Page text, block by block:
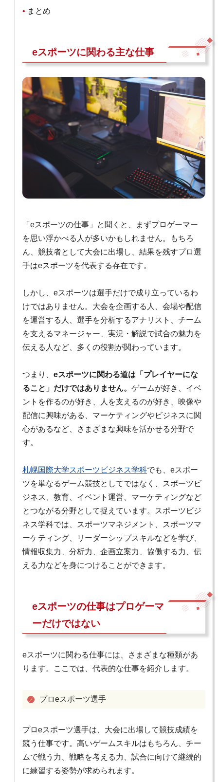
まとめ
eスポーツに関わる主な仕事
「eスポーツの仕事」と聞くと、まずプロゲーマー
を思い浮かべる人が多いかもしれません。もちろ
ん、競技者として大会に出場し、結果を残すプロ選
手はeスポーツを代表する存在です。
しかし、eスポーツは選手だけで成り立っているわ
けではありません。大会を企画する人、会場や配信
を運営する人、選手を分析するアナリスト、チーム
を支えるマネージャー、実況・解説で試合の魅力を
伝える人など、多くの役割が関わっています。
つまり、 eスポーツに関わる道は「プレイヤーにな
ること」だけではありません。 ゲームが好き、イベ
ントを作るのが好き、人を支えるのが好き、映像や
配信に興味がある、マーケティングやビジネスに関
心があるなど、さまざまな興味を活かせる分野で
す。
札幌国際大学スポーツビジネス学科でも、eスポー
ツを単なるゲーム競技としてではなく、スポーツビ
ジネス、教育、イベント運営、マーケティングなど
とつながる分野として捉えています。スポーツビジ
ネス学科では、スポーツマネジメント、スポーツマ
ーケティング、リーダーシップスキルなどを学び、
情報収集力、分析力、企画立案力、協働する力、伝
える力などを身につけることができます。
eスポーツの仕事はプロゲーマ
ーだけではない
eスポーツに関わる仕事には、さまざまな種類があ
ります。ここでは、代表的な仕事を紹介します。
プロeスポーツ選手
プロeスポーツ選手は、大会に出場して競技成績を
競う仕事です。高いゲームスキルはもちろん、チー
ムで戦う力、戦略を考える力、試合に向けて継続的
に練習する姿勢が求められます。